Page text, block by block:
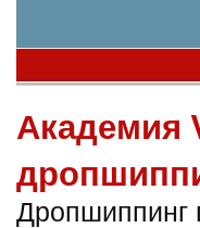
Академия
Дропшиппинг